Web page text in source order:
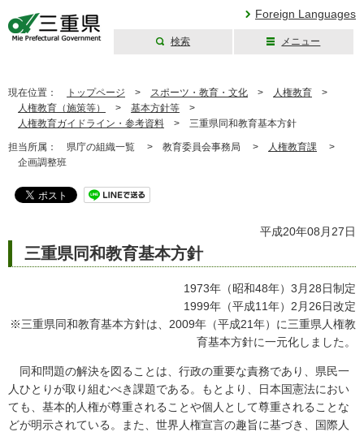
Foreign Languages
検索 メニュー
現在位置： トップページ > スポーツ・教育・文化 > 人権教育 >
人権教育（施策等）
> 基本方針等 >
人権教育ガイドライン・参考資料 > 三重県同和教育基本方針
担当所属： 県庁の組織一覧 > 教育委員会事務局 > 人権教育課 >
企画調整班
平成20年08月27日
三重県同和教育基本方針
1973年（昭和48年）3月28日制定
1999年（平成11年）2月26日改定
※三重県同和教育基本方針は、2009年（平成21年）に三重県人権教
育基本方針に一元化しました。
同和問題の解決を図ることは、行政の重要な責務であり、県民一
人ひとりが取り組むべき課題である。もとより、日本国憲法におい
ても、基本的人権が尊重されることや個人として尊重されることな
どが明示されている。また、世界人権宣言の趣旨に基づき、国際人